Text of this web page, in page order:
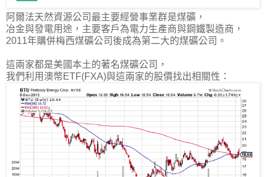
阿爾法天然資源公司最主要經營事業群是煤礦，
冶金與發電用途，主要客戶為電力生產商與鋼鐵製造商，
2011年購併梅西煤礦公司後成為第二大的煤礦公司。
這兩家都是美國本土的著名煤礦公司，
我們利用澳幣ETF(FXA)與這兩家的股價找出相關性：